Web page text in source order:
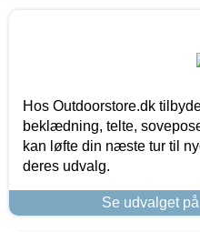
Hos Outdoorstore.dk
beklædning, telte,
kan løfte din næste tur til
deres udvalg.
Se udvalget